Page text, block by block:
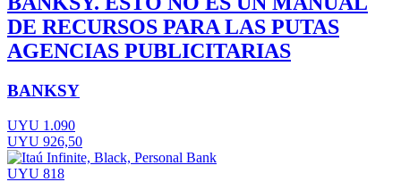
DE RECURSOS PARA LAS PUTAS
AGENCIAS PUBLICITARIAS
BANKSY
UYU 1.090
UYU 926,50
UYU 818